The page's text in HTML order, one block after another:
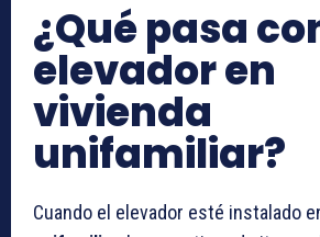
¿Qué pasa
elevador en
vivienda
unifamiliar?
Cuando el elevador esté instalado